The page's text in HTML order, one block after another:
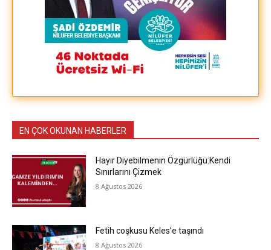
EN ÇOK OKUNAN HABERLER
Hayır Diyebilmenin Özgürlüğü:Kendi
Sınırlarını Çizmek
8 Ağustos 2026
Fetih coşkusu Keles’e taşındı
8 Ağustos 2026